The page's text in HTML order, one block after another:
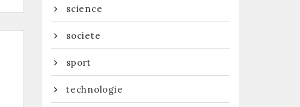
science
societe
sport
technologie